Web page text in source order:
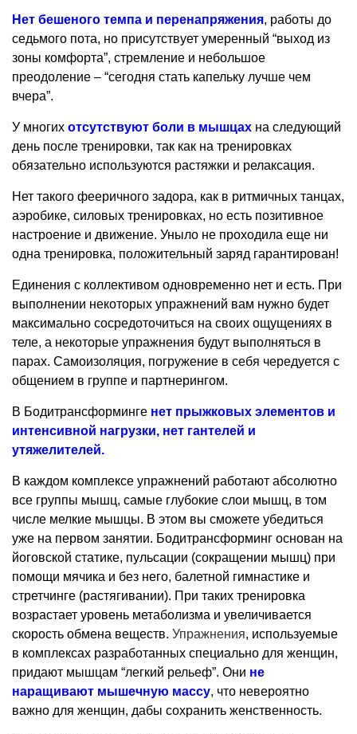
Нет бешеного темпа и перенапряжения, работы до
седьмого пота, но присутствует умеренный “выход из
зоны комфорта”, стремление и небольшое
преодоление – “сегодня стать капельку лучше чем
вчера”.
У многих отсутствуют боли в мышцах на следующий
день после тренировки, так как на тренировках
обязательно используются растяжки и релаксация.
Нет такого фееричного задора, как в ритмичных танцах,
аэробике, силовых тренировках, но есть позитивное
настроение и движение. Уныло не проходила еще ни
одна тренировка, положительный заряд гарантирован!
Единения с коллективом одновременно нет и есть. При
выполнении некоторых упражнений вам нужно будет
максимально сосредоточиться на своих ощущениях в
теле, а некоторые упражнения будут выполняться в
парах. Самоизоляция, погружение в себя чередуется с
общением в группе и партнерингом.
В Бодитрансформинге нет прыжковых элементов и
интенсивной нагрузки, нет гантелей и
утяжелителей.
В каждом комплексе упражнений работают абсолютно
все группы мышц, самые глубокие слои мышц, в том
числе мелкие мышцы. В этом вы сможете убедиться
уже на первом занятии. Бодитрансформинг основан на
йоговской статике, пульсации (сокращении мышц) при
помощи мячика и без него, балетной гимнастике и
стретчинге (растягивании). При таких тренировка
возрастает уровень метаболизма и увеличивается
скорость обмена веществ. Упражнения, используемые
в комплексах разработанных специально для женщин,
придают мышцам “легкий рельеф”. Они не
наращивают мышечную массу, что невероятно
важно для женщин, дабы сохранить женственность.